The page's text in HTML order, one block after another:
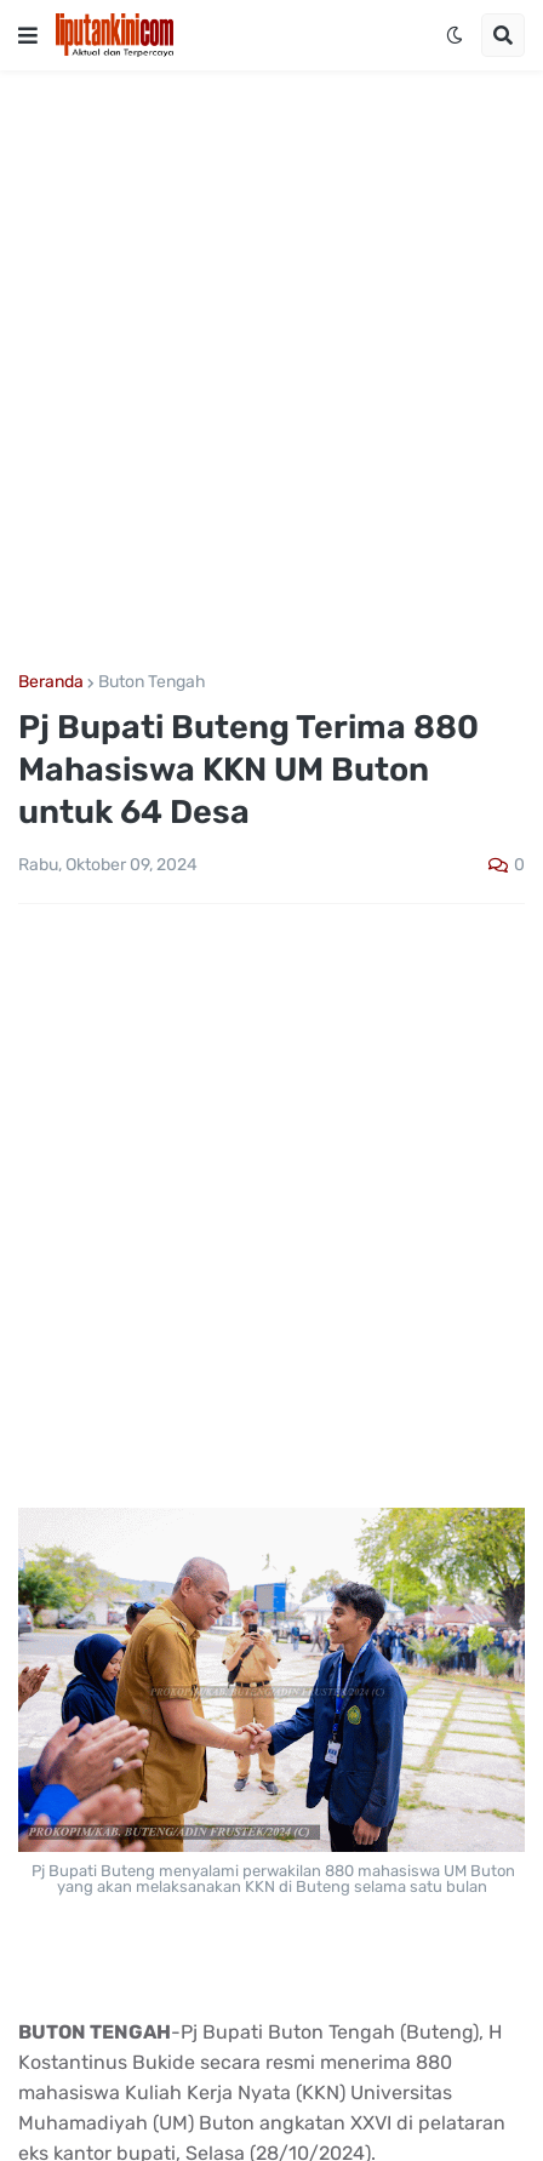
Beranda Buton Tengah
Pj Bupati Buteng Terima 880
Mahasiswa KKN UM Buton
untuk 64 Desa
Rabu, Oktober 09, 2024 0
Pj Bupati Buteng menyalami perwakilan 880 mahasiswa UM Buton
yang akan melaksanakan KKN di Buteng selama satu bulan
BUTON TENGAH-Pj Bupati Buton Tengah (Buteng), H
Kostantinus Bukide secara resmi menerima 880
mahasiswa Kuliah Kerja Nyata (KKN) Universitas
Muhamadiyah (UM) Buton angkatan XXVI di pelataran
eks kantor bupati, Selasa (28/10/2024).